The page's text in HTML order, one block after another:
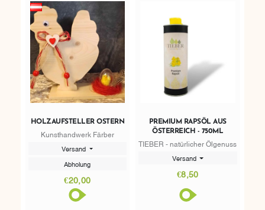
HOLZAUFSTELLER OSTERN
Kunsthandwerk Färber
Versand
Abholung
€20,00
PREMIUM RAPSÖL AUS
ÖSTERREICH - 750ML
TIEBER - natürlicher Ölgenuss
Versand
€8,50